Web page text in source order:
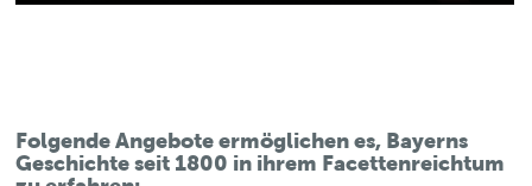
Folgende Angebote ermöglichen es, Bayerns
Geschichte seit 1800 in ihrem Facettenreichtum